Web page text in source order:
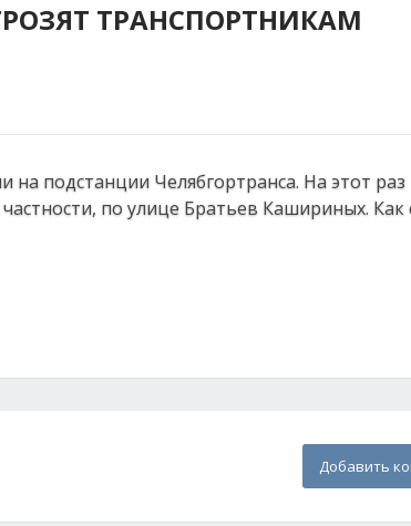
ТРАНСПОРТНИКАМ
на подстанции Челябгортранса. На этот раз
по улице Братьев Кашириных.
Добавить